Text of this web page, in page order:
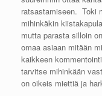
ratsastamiseen. Toki
mihinkäkin
mutta parasta silloin
omaa asiaan mitään
kaikkeen
tarvitse mihinkään
on oikeis miettiä ja